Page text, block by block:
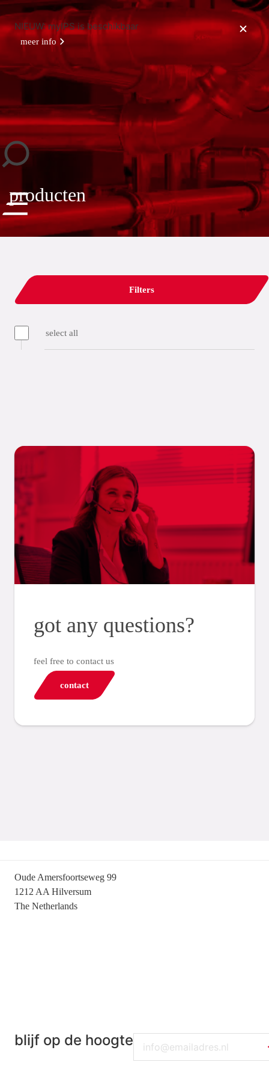
NIEUW: myIPS is beschikbaar
meer info
sluiten
producten
Filters
select all
got any questions?
feel free to contact us
contact
blijf op de hoogte
Oude Amersfoortseweg 99
1212 AA Hilversum
The Netherlands